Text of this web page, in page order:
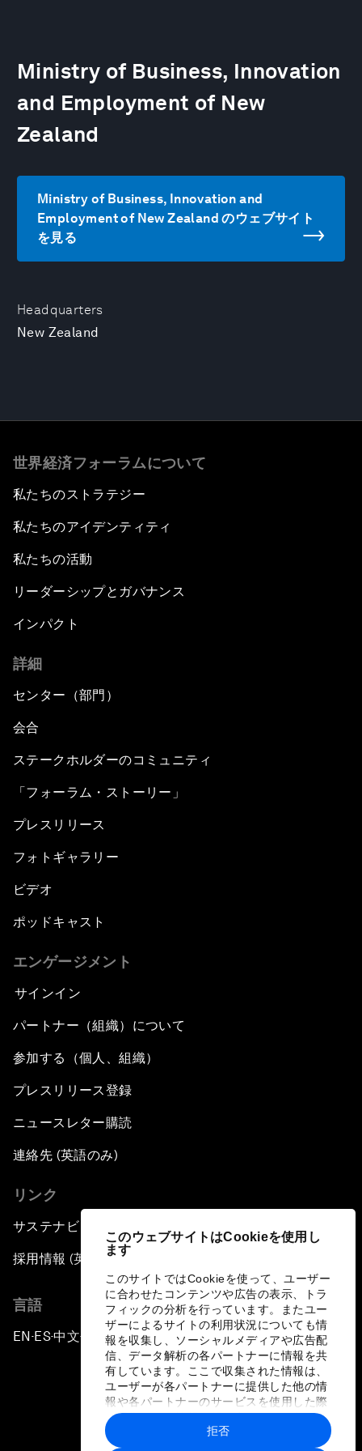
このウェブサイトはCookieを使用し
ます
このサイトではCookieを使って、ユーザー
に合わせたコンテンツや広告の表示、トラ
フィックの分析を行っています。またユー
ザーによるサイトの利用状況についても情
報を収集し、ソーシャルメディアや広告配
信、データ解析の各パートナーに情報を共
有しています。ここで収集された情報は、
ユーザーが各パートナーに提供した他の情
報や各パートナーのサービスを使用した際
に収集された情報と組み合わされ、各パー
トナーによって使用されることがありま
す。
拒否
Headquarters
New Zealand
Ministry of Business, Innovation
and Employment of New
Zealand
Ministry of Business, Innovation and
Employment of New Zealand のウェブサイト
を見る
世界経済フォーラムについて
私たちのストラテジー
私たちのアイデンティティ
私たちの活動
リーダーシップとガバナンス
インパクト
詳細
センター（部門）
会合
ステークホルダーのコミュニティ
「フォーラム・ストーリー」
プレスリリース
フォトギャラリー
ビデオ
ポッドキャスト
エンゲージメント
サインイン
パートナー（組織）について
参加する（個人、組織）
プレスリリース登録
ニュースレター購読
連絡先 (英語のみ)
リンク
サステナビリティへの取り組み
採用情報 (英語のみ)
言語
EN ▪ES▪中文▪ 日本語
プライバシーポリシーと利用規約